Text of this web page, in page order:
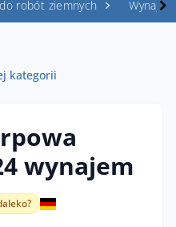
robót ziemnych
kategorii
wynajem